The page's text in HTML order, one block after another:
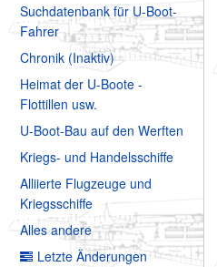
Suchdatenbank für U-Boot-
Fahrer
Chronik (Inaktiv)
Heimat der U-Boote -
Flottillen usw.
U-Boot-Bau auf den Werften
Kriegs- und Handelsschiffe
Alliierte Flugzeuge und
Kriegsschiffe
Alles andere
Letzte Änderungen